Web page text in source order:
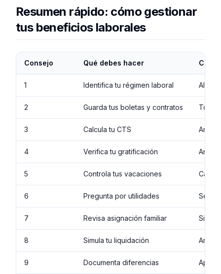
Resumen rápido: cómo gestionar
tus beneficios laborales
Consejo Qué debes hacer
1 Identifica tu régimen laboral Al
2 Guarda tus boletas y contratos
3 Calcula tu CTS Antes
4 Verifica tu gratificación Antes
5 Controla tus vacaciones Cada
6 Pregunta por utilidades
7 Revisa asignación familiar Si
8 Simula tu liquidación Antes
9 Documenta diferencias